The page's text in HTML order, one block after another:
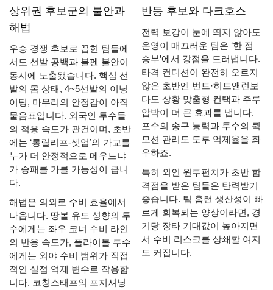
상위권 후보군의 불안과
해법
우승 경쟁 후보로 꼽힌 팀들에
서도 선발 공백과 불펜 불안이
동시에 노출됐습니다. 핵심 선
발의 몸 상태, 4~5선발의 이닝
이팅, 마무리의 안정감이 아직
물음표입니다. 외국인 투수들
의 적응 속도가 관건이며, 초반
에는 ‘롱릴리프-셋업’의 가교를
누가 더 안정적으로 메우느냐
가 승패를 가를 가능성이 큽니
다.
해법은 의외로 수비 효율에서
나옵니다. 땅볼 유도 성향의 투
수에게는 좌우 코너 수비 라인
의 반응 속도가, 플라이볼 투수
에게는 외야 수비 범위가 직접
적인 실점 억제 변수로 작용합
니다. 코칭스태프의 포지셔닝
반등 후보와 다크호스
전력 보강이 눈에 띄지 않아도
운영이 매끄러운 팀은 ‘한 점
승부’에서 강점을 드러냅니다.
타격 컨디션이 완전히 오르지
않은 초반엔 번트·히트앤런보
다도 상황 맞춤형 컨택과 주루
압박이 더 큰 효과를 냅니다.
포수의 송구 능력과 투수의 퀵
모션 관리도 도루 억제율을 좌
우하죠.
특히 외인 원투펀치가 초반 합
격점을 받은 팀들은 탄력받기
좋습니다. 팀 홈런 생산성이 빠
르게 회복되는 양상이라면, 경
기당 장타 기대값이 높아지면
서 수비 리스크를 상쇄할 여지
도 커집니다.